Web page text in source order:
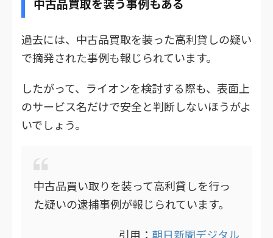
中古品買取を装う事例もある
過去には、中古品買取を装った高利貸しの疑い
で摘発された事例も報じられています。
したがって、ライオンを検討する際も、表面上
のサービス名だけで安全と判断しないほうがよ
いでしょう。
中古品買い取りを装って高利貸しを行っ
た疑いの逮捕事例が報じられています。
引用： 朝日新聞デジタル